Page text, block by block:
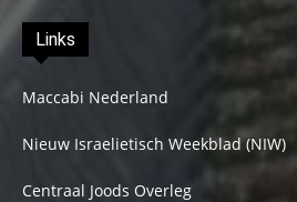
Links
Maccabi Nederland
Nieuw Israelietisch Weekblad (NIW)
Centraal Joods Overleg